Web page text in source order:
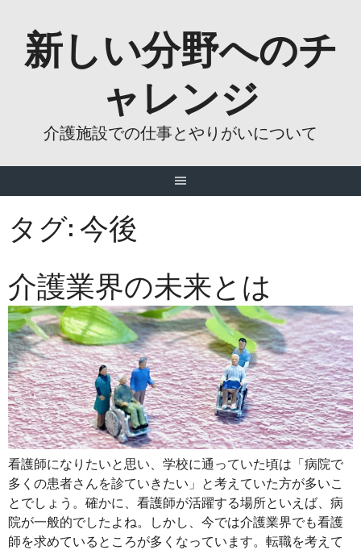
content新しい分野へのチ
ャレンジ
介護施設での仕事とやりがいについて
タグ:今後
介護業界の未来とは
看護師になりたいと思い、学校に通っていた頃は「病院で
多くの患者さんを診ていきたい」と考えていた方が多いこ
とでしょう。確かに、看護師が活躍する場所といえば、病
院が一般的でしたよね。しかし、今では介護業界でも看護
師を求めているところが多くなっています。転職を考えて